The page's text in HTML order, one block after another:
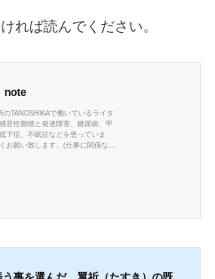
れば読んでください。
note
のTANOSHIKAで働いているライタ
音性難聴と発達障害、糖尿病、甲
下症、不眠症などを患っていま
お願い致します。(仕事に関係ない